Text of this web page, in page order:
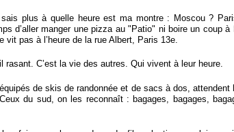
plus à quelle heure est ma montre : Moscou ?
d’aller manger une pizza au "Patio" ni boire un coup
pas à l’heure de la rue Albert, Paris 13e.
C’est la vie des autres. Qui vivent à leur heure.
de skis de randonnée et de sacs à dos, attendent
du sud, on les reconnaît : bagages, bagages,